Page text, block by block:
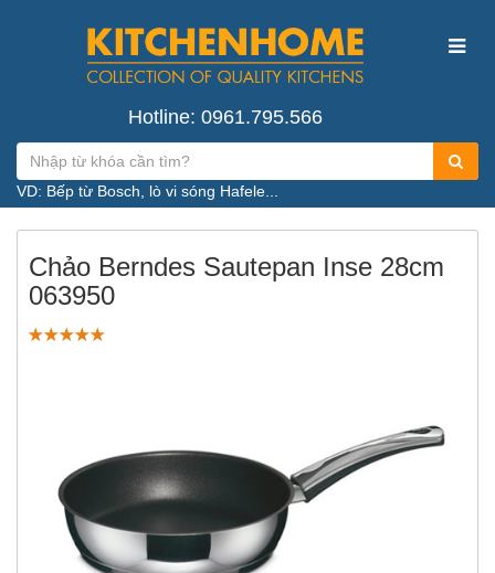
Hotline: 0961.795.566
VD: Bếp từ Bosch, lò vi sóng Hafele...
Chảo Berndes Sautepan Inse 28cm
063950